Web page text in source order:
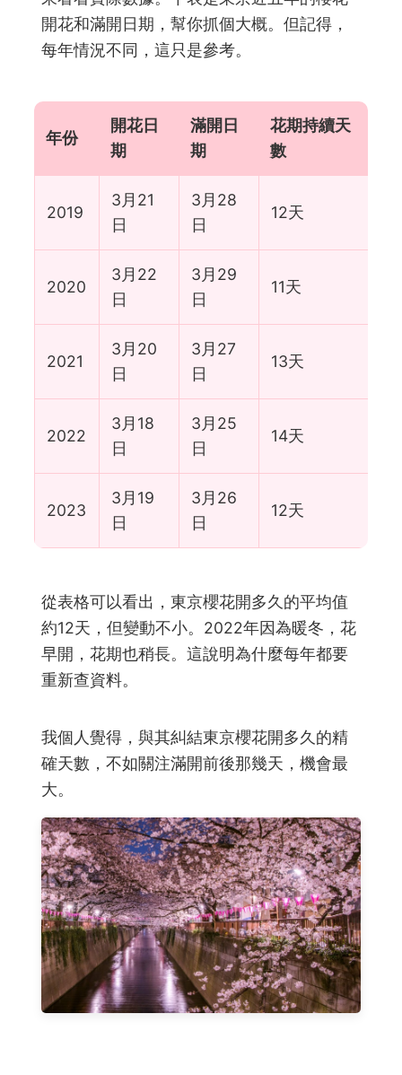
開花和滿開日期，幫你抓個大概。但記得，
每年情況不同，這只是參考。
年份
開花日
期
滿開日
期
花期持續天
數
2019
3月21
日
3月28
日
12天
2020
3月22
日
3月29
日
11天
2021
3月20
日
3月27
日
13天
2022
3月18
日
3月25
日
14天
2023
3月19
日
3月26
日
12天
從表格可以看出，東京櫻花開多久的平均值
約12天，但變動不小。2022年因為暖冬，花
早開，花期也稍長。這說明為什麼每年都要
重新查資料。
我個人覺得，與其糾結東京櫻花開多久的精
確天數，不如關注滿開前後那幾天，機會最
大。